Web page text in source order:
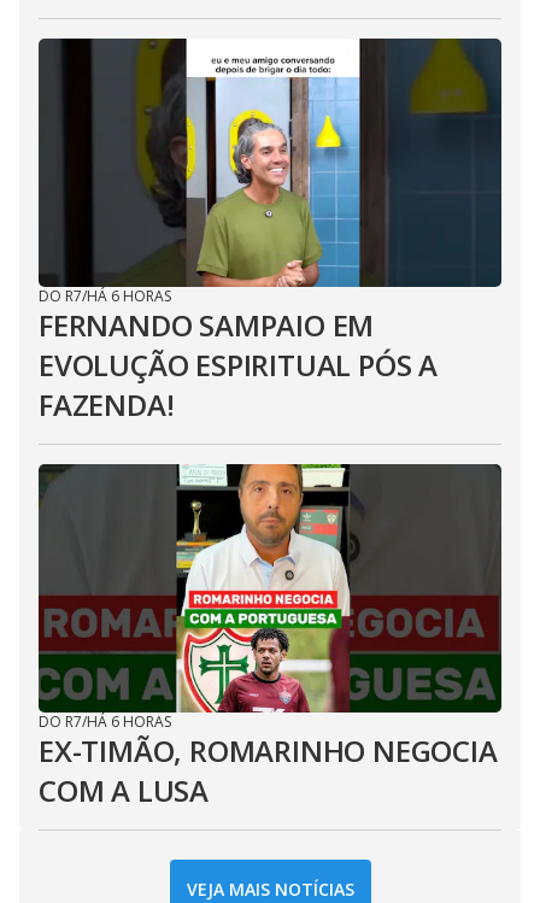
DO R7/HÁ 6 HORAS
FERNANDO SAMPAIO EM
EVOLUÇÃO ESPIRITUAL PÓS A
FAZENDA!
DO R7/HÁ 6 HORAS
EX-TIMÃO, ROMARINHO NEGOCIA
COM A LUSA
VEJA MAIS NOTÍCIAS